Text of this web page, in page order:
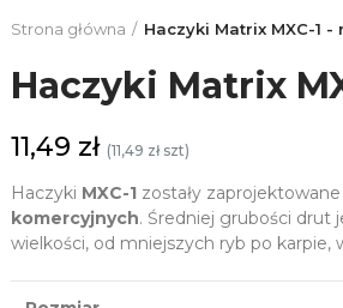
Strona główna Haczyki Matrix MXC-1 -
Haczyki Matrix
11,49 zł (11,49 zł szt)
Haczyki MXC-1 zostały
komercyjnych. Średniej grubości drut
wielkości, od mniejszych ryb po karpie,